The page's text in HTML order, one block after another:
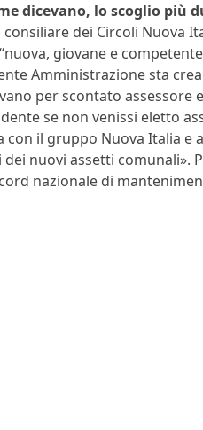
dicevano, lo scoglio più
dei Circoli Nuova
giovane e
Amministrazione sta
per scontato assessore
se non venissi eletto
con il gruppo Nuova Italia e
dei nuovi assetti comunali».
nazionale di